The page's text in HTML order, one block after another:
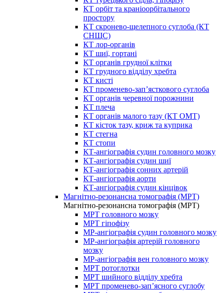
КТ орбіт та краніоорбітального
простору
КТ скронево-щелепного суглоба (КТ
СНЩС)
КТ лор-органів
КТ шиї, гортані
КТ органів грудної клітки
КТ грудного відділу хребта
КТ кисті
КТ променево-зап’ясткового суглоба
КТ органів черевної порожнини
КТ плеча
КТ органів малого тазу (КТ ОМТ)
КТ кісток тазу, криж та куприка
КТ стегна
КТ стопи
КТ-ангіографія судин головного мозку
КТ-ангіографія судин шиї
КТ-ангіографія сонних артерій
КТ-ангіографія аорти
КТ-ангіографія судин кінцівок
Магнітно-резонансна томографія (МРТ)
Магнітно-резонансна томографія (МРТ)
МРТ головного мозку
МРТ гіпофізу
МР-ангіографія судин головного мозку
МР-ангіографія артерій головного
мозку
МР-ангіографія вен головного мозку
МРТ ротоглотки
МРТ шийного відділу хребта
МРТ променево-зап’ясного суглобу